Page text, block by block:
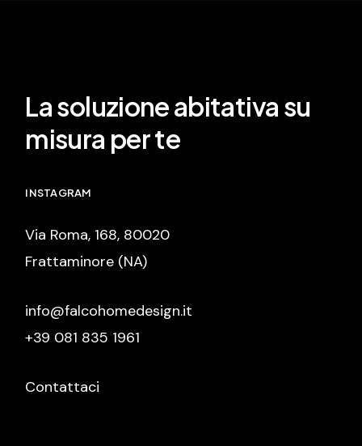
La soluzione abitativa su
misura per te
INSTAGRAM
Via Roma, 168, 80020
Frattaminore (NA)
info@falcohomedesign.it
+39 081 835 1961
Contattaci